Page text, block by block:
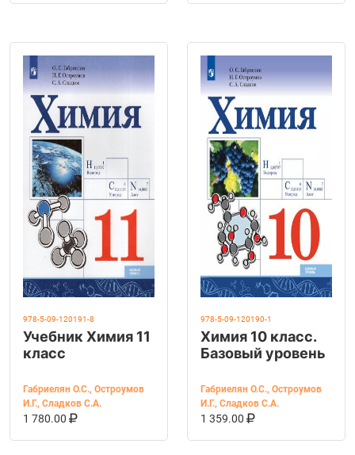
978-5-09-120191-8
Учебник Химия 11
класс
Габриелян О.С., Остроумов
И.Г., Сладков С.А.
1 780.00
В КОРЗИНУ
978-5-09-120190-1
Химия 10 класс.
Базовый уровень
Габриелян О.С., Остроумов
И.Г., Сладков С.А.
1 359.00
В КОРЗИНУ